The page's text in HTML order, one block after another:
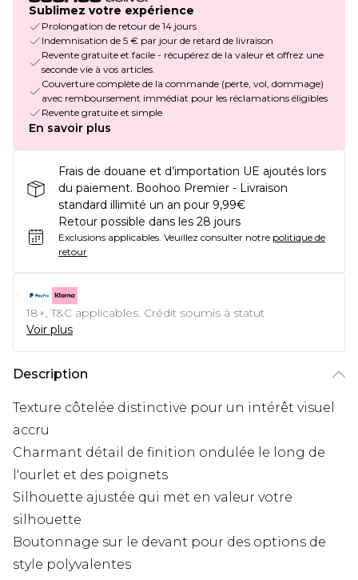
Sublimez votre expérience
Prolongation de retour de 14 jours
Indemnisation de 5 € par jour de retard de livraison
Revente gratuite et facile - récupérez de la valeur et offrez une
seconde vie à vos articles.
Couverture complète de la commande (perte, vol, dommage)
avec remboursement immédiat pour les réclamations éligibles
Revente gratuite et simple
En savoir plus
Frais de douane et d’importation UE ajoutés lors
du paiement. Boohoo Premier - Livraison
standard illimité un an pour 9,99€
Retour possible dans les 28 jours
Exclusions applicables. Veuillez consulter notre politique de
retour
18+, T&C applicables. Crédit soumis à statut
Voir plus
Description
Texture côtelée distinctive pour un intérêt visuel
accru
Charmant détail de finition ondulée le long de
l'ourlet et des poignets
Silhouette ajustée qui met en valeur votre
silhouette
Boutonnage sur le devant pour des options de
style polyvalentes